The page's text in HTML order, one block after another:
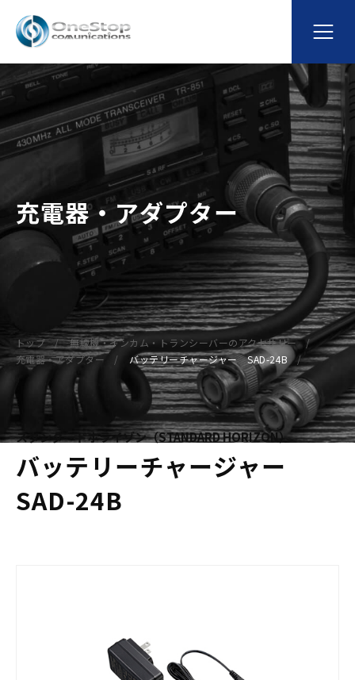
充電器・アダプター
トップ
無線機・インカム・トランシーバーのアクセサリー
充電器・アダプター
バッテリーチャージャー SAD-24B
スタンダードホライゾン（STANDARD HORIZON）
バッテリーチャージャー
SAD-24B